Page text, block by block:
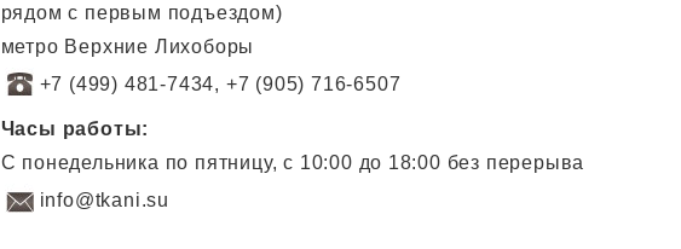
рядом с первым подъездом)
метро Верхние Лихоборы
+7 (499) 481-7434, +7 (905) 716-6507
Часы работы:
С понедельника по пятницу, с 10:00 до 18:00 без перерыва
info@tkani.su